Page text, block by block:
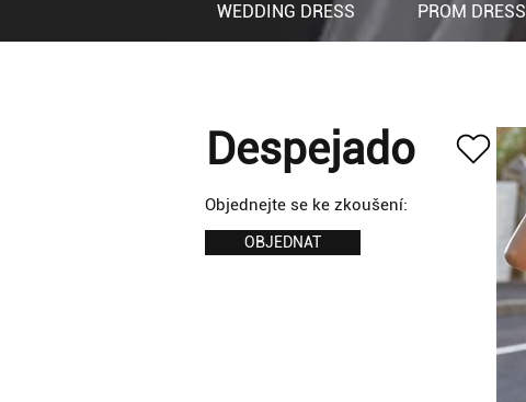
WEDDING DRESS PROM DRESS
Despejado
Objednejte se ke zkoušení:
OBJEDNAT